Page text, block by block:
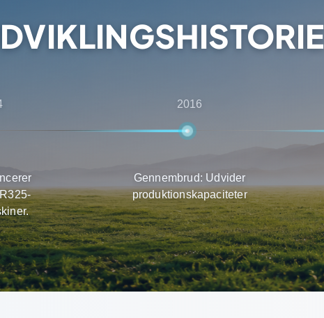
2016
Gennembrud: Udvider
produktionskapaciteten.